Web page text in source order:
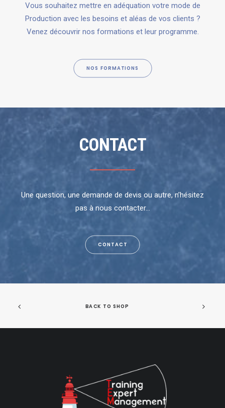
Vous souhaitez mettre en adéquation votre mode de
Production avec les besoins et aléas de vos clients ?
Venez découvrir nos formations et leur programme.
NOS FORMATIONS
CONTACT
Une question, une demande de devis ou autre, n’hésitez
pas à nous contacter…
CONTACT
BACK TO SHOP